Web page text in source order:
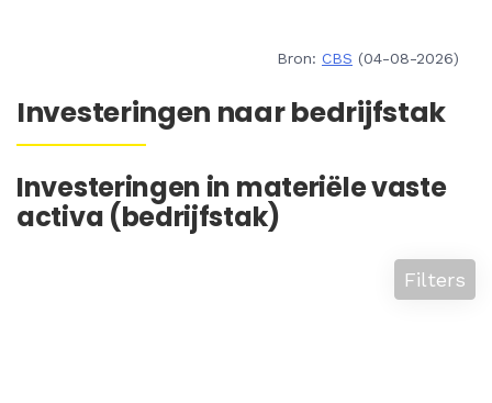
Bron: CBS (04-08-2026)
Investeringen naar bedrijfstak
Investeringen in materiële vaste
activa (bedrijfstak)
Filters